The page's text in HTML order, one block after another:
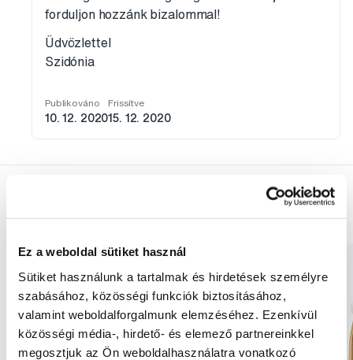
Ez a weboldal sütiket használ
Sütiket használunk a tartalmak és hirdetések személyre
szabásához, közösségi funkciók biztosításához,
valamint weboldalforgalmunk elemzéséhez. Ezenkívül
közösségi média-, hirdető- és elemező partnereinkkel
megosztjuk az Ön weboldalhasználatra vonatkozó
forduljon hozzánk bizalommal!
Üdvözlettel
Szidónia
Publikováno
10. 12. 2020
Frissítve
15. 12. 2020
Termékek